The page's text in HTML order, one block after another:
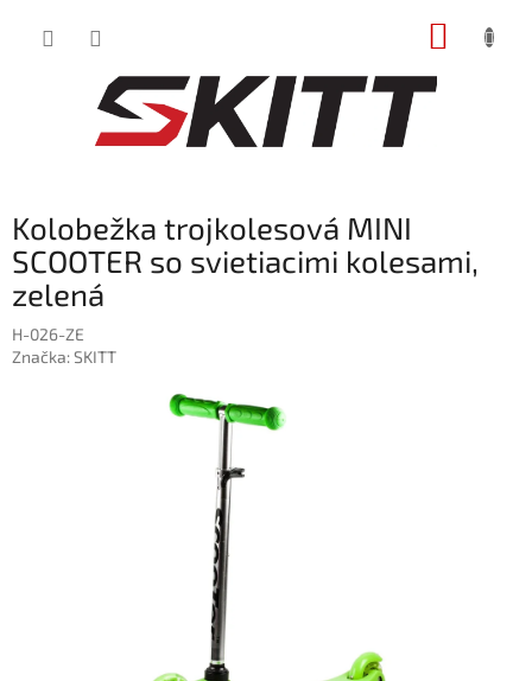
Kolobežka trojkolesová MINI
SCOOTER so svietiacimi kolesami,
zelená
H-026-ZE
Značka:SKITT